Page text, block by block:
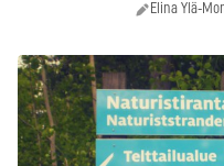
Elina Ylä-